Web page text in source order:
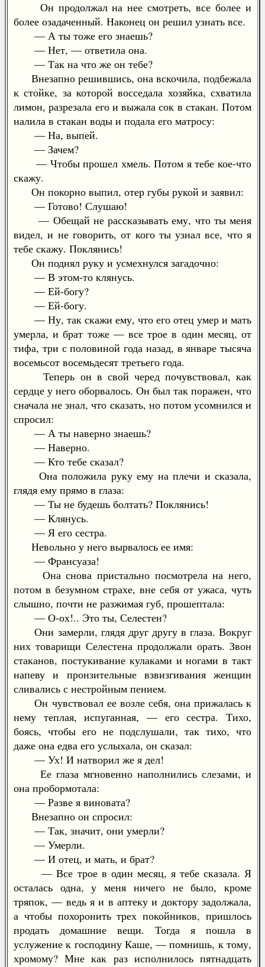
Он продолжал на нее смотреть, все более и
более озадаченный. Наконец он решил узнать все.
— А ты тоже его знаешь?
— Нет, — ответила она.
— Так на что же он тебе?
Внезапно решившись, она вскочила, подбежала
к стойке, за которой восседала хозяйка, схватила
лимон, разрезала его и выжала сок в стакан. Потом
налила в стакан воды и подала его матросу:
— На, выпей.
— Зачем?
— Чтобы прошел хмель. Потом я тебе кое-что
скажу.
Он покорно выпил, отер губы рукой и заявил:
— Готово! Слушаю!
— Обещай не рассказывать ему, что ты меня
видел, и не говорить, от кого ты узнал все, что я
тебе скажу. Поклянись!
Он поднял руку и усмехнулся загадочно:
— В этом-то клянусь.
— Ей-богу?
— Ей-богу.
— Ну, так скажи ему, что его отец умер и мать
умерла, и брат тоже — все трое в один месяц, от
тифа, три с половиной года назад, в январе тысяча
восемьсот восемьдесят третьего года.
Теперь он в свой черед почувствовал, как
сердце у него оборвалось. Он был так поражен, что
сначала не знал, что сказать, но потом усомнился и
спросил:
— А ты наверно знаешь?
— Наверно.
— Кто тебе сказал?
Она положила руку ему на плечи и сказала,
глядя ему прямо в глаза:
— Ты не будешь болтать? Поклянись!
— Клянусь.
— Я его сестра.
Невольно у него вырвалось ее имя:
— Франсуаза!
Она снова пристально посмотрела на него,
потом в безумном страхе, вне себя от ужаса, чуть
слышно, почти не разжимая губ, прошептала:
— О-ох!.. Это ты, Селестен?
Они замерли, глядя друг другу в глаза. Вокруг
них товарищи Селестена продолжали орать. Звон
стаканов, постукивание кулаками и ногами в такт
напеву и пронзительные взвизгивания женщин
сливались с нестройным пением.
Он чувствовал ее возле себя, она прижалась к
нему теплая, испуганная, — его сестра. Тихо,
боясь, чтобы его не подслушали, так тихо, что
даже она едва его услыхала, он сказал:
— Ух! И натворил же я дел!
Ее глаза мгновенно наполнились слезами, и
она пробормотала:
— Разве я виновата?
Внезапно он спросил:
— Так, значит, они умерли?
— Умерли.
— И отец, и мать, и брат?
— Все трое в один месяц, я тебе сказала. Я
осталась одна, у меня ничего не было, кроме
тряпок, — ведь я и в аптеку и доктору задолжала,
а чтобы похоронить трех покойников, пришлось
продать домашние вещи. Тогда я пошла в
услужение к господину Каше, — помнишь, к тому,
хромому? Мне как раз исполнилось пятнадцать